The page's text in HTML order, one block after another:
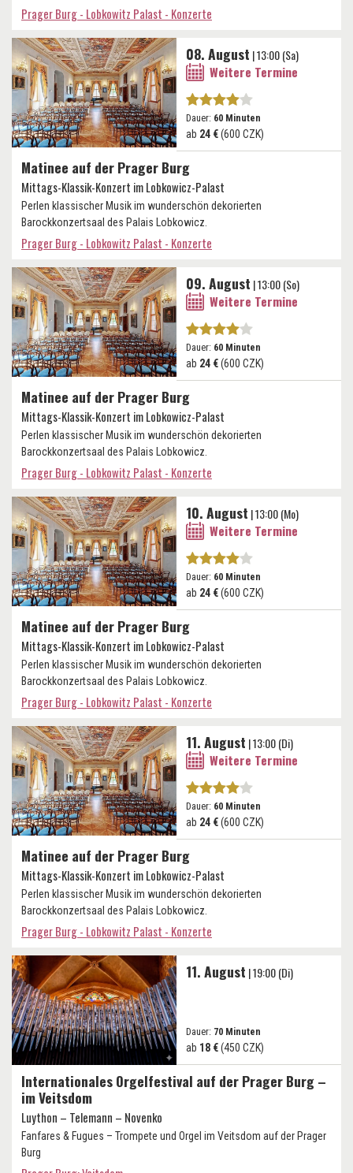
Prager Burg - Lobkowitz Palast - Konzerte
Matinee auf der Prager Burg
Mittags-Klassik-Konzert im Lobkowicz-Palast
Perlen klassischer Musik im wunderschön dekorierten
Barockkonzertsaal des Palais Lobkowicz.
Prager Burg - Lobkowitz Palast - Konzerte
08. August | 13:00 (Sa)
Weitere Termine
Dauer: 60 Minuten
ab 24 €(600 CZK)
Matinee auf der Prager Burg
Mittags-Klassik-Konzert im Lobkowicz-Palast
Perlen klassischer Musik im wunderschön dekorierten
Barockkonzertsaal des Palais Lobkowicz.
Prager Burg - Lobkowitz Palast - Konzerte
09. August | 13:00 (So)
Weitere Termine
Dauer: 60 Minuten
ab 24 €(600 CZK)
Matinee auf der Prager Burg
Mittags-Klassik-Konzert im Lobkowicz-Palast
Perlen klassischer Musik im wunderschön dekorierten
Barockkonzertsaal des Palais Lobkowicz.
Prager Burg - Lobkowitz Palast - Konzerte
10. August | 13:00 (Mo)
Weitere Termine
Dauer: 60 Minuten
ab 24 €(600 CZK)
Matinee auf der Prager Burg
Mittags-Klassik-Konzert im Lobkowicz-Palast
Perlen klassischer Musik im wunderschön dekorierten
Barockkonzertsaal des Palais Lobkowicz.
Prager Burg - Lobkowitz Palast - Konzerte
11. August | 13:00 (Di)
Weitere Termine
Dauer: 60 Minuten
ab 24 €(600 CZK)
Internationales Orgelfestival auf der Prager Burg –
im Veitsdom
Luython – Telemann – Novenko
Fanfares & Fugues – Trompete und Orgel im Veitsdom auf der Prager
Burg
11. August | 19:00 (Di)
Dauer: 70 Minuten
ab 18 €(450 CZK)